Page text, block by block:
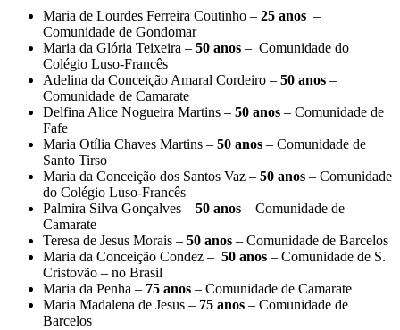
Maria de Lourdes Ferreira Coutinho – 25 anos –
Comunidade de Gondomar
Maria da Glória Teixeira – 50 anos – Comunidade do
Colégio Luso-Francês
Adelina da Conceição Amaral Cordeiro – 50 anos –
Comunidade de Camarate
Delfina Alice Nogueira Martins – 50 anos – Comunidade de
Fafe
Maria Otília Chaves Martins – 50 anos – Comunidade de
Santo Tirso
Maria da Conceição dos Santos Vaz – 50 anos – Comunidade
do Colégio Luso-Francês
Palmira Silva Gonçalves – 50 anos – Comunidade de
Camarate
Teresa de Jesus Morais – 50 anos – Comunidade de Barcelos
Maria da Conceição Condez – 50 anos – Comunidade de S.
Cristovão – no Brasil
Maria da Penha – 75 anos – Comunidade de Camarate
Maria Madalena de Jesus – 75 anos – Comunidade de
Barcelos